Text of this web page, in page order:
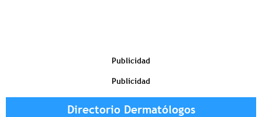
Publicidad
Publicidad
Directorio Dermatólogos